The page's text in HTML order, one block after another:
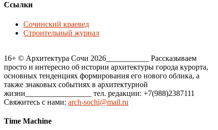
Ссылки
Сочинский краевед
Строительный журнал
16+ © Архитектура Сочи 2026___________ Рассказываем
просто и интересно об истории архитектуры города курорта,
основных тенденциях формирования его нового облика, а
также знаковых событиях в архитектурной
жизни_________________ тел. редакции: +7(988)2387111
Свяжитесь с нами: arch-sochi@mail.ru
Time Machine